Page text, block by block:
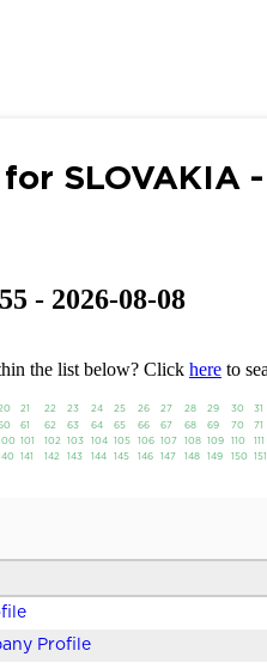
SLOVAKIA
- 2026-08-08
the list below? Click here to
21 22 23 24 25 26 27 28 29 30 31
61 62 63 64 65 66 67 68 69 70 71
100 101 102 103 104 105 106 107 108 109 110
140 141 142 143 144 145 146 147 148 149 150 151
Profile